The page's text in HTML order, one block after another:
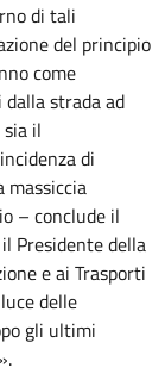
di tali
del principio
come
strada ad
il
di
massiccia
– conclude il
Presidente della
e ai Trasporti
delle
gli ultimi